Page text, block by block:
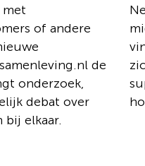
of andere
de
onderzoek,
debat over
bij elkaar.